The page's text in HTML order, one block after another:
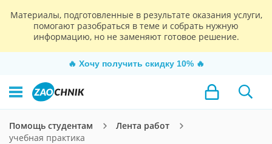
Материалы, подготовленные в результате оказания услуги,
помогают разобраться в теме и собрать нужную
информацию, но не заменяют готовое решение.
🔥 Хочу получить скидку 10% 🔥
Помощь студентам
Лента работ
учебная практика